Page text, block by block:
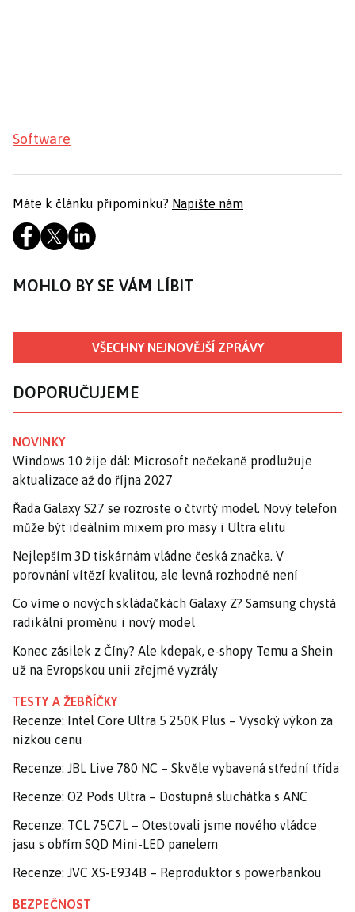
Software
Máte k článku připomínku? Napište nám
MOHLO BY SE VÁM LÍBIT
VŠECHNY NEJNOVĚJŠÍ ZPRÁVY
DOPORUČUJEME
NOVINKY
Windows 10 žije dál: Microsoft nečekaně prodlužuje
aktualizace až do října 2027
Řada Galaxy S27 se rozroste o čtvrtý model. Nový telefon
může být ideálním mixem pro masy i Ultra elitu
Nejlepším 3D tiskárnám vládne česká značka. V
porovnání vítězí kvalitou, ale levná rozhodně není
Co víme o nových skládačkách Galaxy Z? Samsung chystá
radikální proměnu i nový model
Konec zásilek z Číny? Ale kdepak, e-shopy Temu a Shein
už na Evropskou unii zřejmě vyzrály
TESTY A ŽEBŘÍČKY
Recenze: Intel Core Ultra 5 250K Plus – Vysoký výkon za
nízkou cenu
Recenze: JBL Live 780 NC – Skvěle vybavená střední třída
Recenze: O2 Pods Ultra – Dostupná sluchátka s ANC
Recenze: TCL 75C7L – Otestovali jsme nového vládce
jasu s obřím SQD Mini-LED panelem
Recenze: JVC XS-E934B – Reproduktor s powerbankou
BEZPEČNOST